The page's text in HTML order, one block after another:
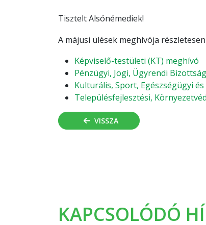
Tisztelt Alsónémediek!
A májusi ülések meghívója
Képviselő-testületi (KT) meghívó
Pénzügyi, Jogi, Ügyrendi
Kulturális, Sport, Egészségügyi
Településfejlesztési,
VISSZA
KAPCSOLÓDÓ